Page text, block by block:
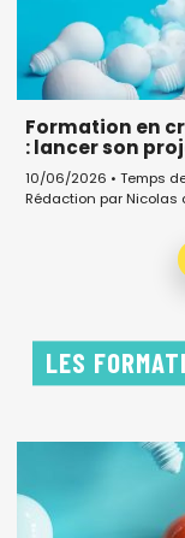
Formation en
: lancer son
10/06/2026 • Temps
Rédaction par Nicolas
LES